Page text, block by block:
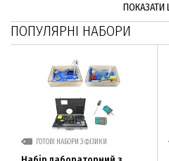
ПОКАЗАТИ
ПОПУЛЯРНІ НАБОРИ
ГОТОВІ НАБОРИ З ФІЗИКИ